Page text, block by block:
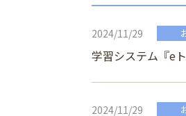
2024/11/29
学習システム『e
2024/11/29